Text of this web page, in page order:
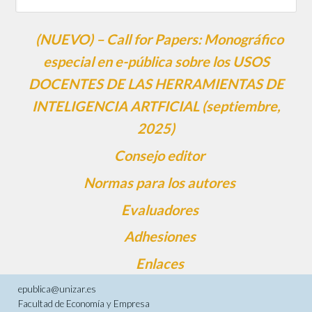
(NUEVO) – Call for Papers: Monográfico
especial en e-pública sobre los USOS
DOCENTES DE LAS HERRAMIENTAS DE
INTELIGENCIA ARTFICIAL (septiembre,
2025)
Consejo editor
Normas para los autores
Evaluadores
Adhesiones
Enlaces
epublica@unizar.es
Facultad de Economía y Empresa